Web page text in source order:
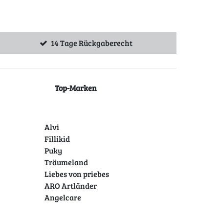
14 Tage Rückgaberecht
Top-Marken
Alvi
Fillikid
Puky
Träumeland
Liebes von priebes
ARO Artländer
Angelcare